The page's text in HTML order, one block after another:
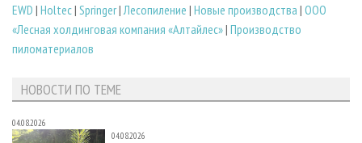
EWD | Holtec| Springer|Лесопиление | Новые производства | ООО
«Лесная холдинговая компания «Алтайлес»| Производство
пиломатериалов
НОВОСТИ ПО ТЕМЕ
04.08.2026
04.08.2026